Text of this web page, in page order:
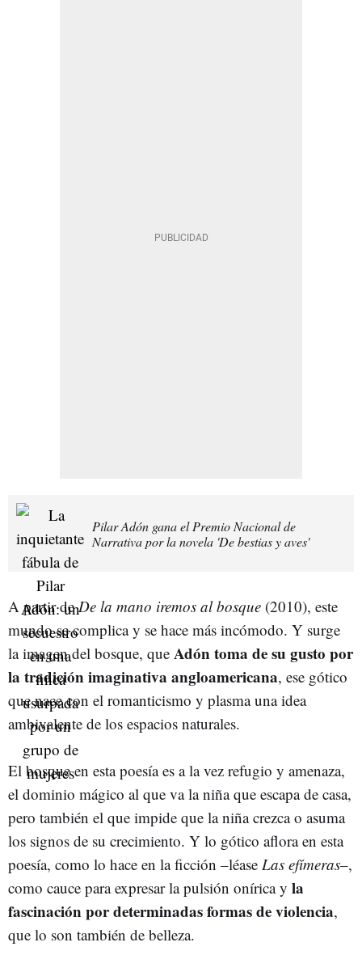
Pilar Adón gana el Premio Nacional de
Narrativa por la novela 'De bestias y aves'
A partir deDe la mano iremos al bosque (2010), este
mundo se complica y se hace más incómodo. Y surge
la imagen del bosque, que Adón toma de su gusto por
la tradición imaginativa angloamericana, ese gótico
que nace con el romanticismo y plasma una idea
ambivalente de los espacios naturales.
El bosque en esta poesía es a la vez refugio y amenaza,
el dominio mágico al que va la niña que escapa de casa,
pero también el que impide que la niña crezca o asuma
los signos de su crecimiento. Y lo gótico aflora en esta
poesía, como lo hace en la ficción –léase Las efímeras–,
como cauce para expresar la pulsión onírica y la
fascinación por determinadas formas de violencia,
que lo son también de belleza.